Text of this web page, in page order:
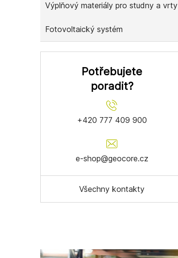
Výplňový materiály pro studny a vrty
Fotovoltaický systém
Potřebujete
poradit?
+420 777 409 900
e-shop@geocore.cz
Všechny kontakty